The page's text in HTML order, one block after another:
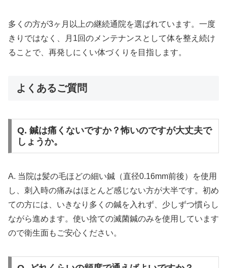
多くの方が3ヶ月以上の継続通院を選ばれています。一度
きりではなく、月1回のメンテナンスとして体を整え続け
ることで、再発しにくい体づくりを目指します。
よくあるご質問
Q. 鍼は痛くないですか？怖いのですが大丈夫で
しょうか。
A. 当院は髪の毛ほどの細い鍼（直径0.16mm前後）を使用
し、刺入時の痛みはほとんど感じない方が大半です。初め
ての方には、いきなり多くの鍼を入れず、少しずつ慣らし
ながら進めます。使い捨ての滅菌鍼のみを使用しています
ので衛生面もご安心ください。